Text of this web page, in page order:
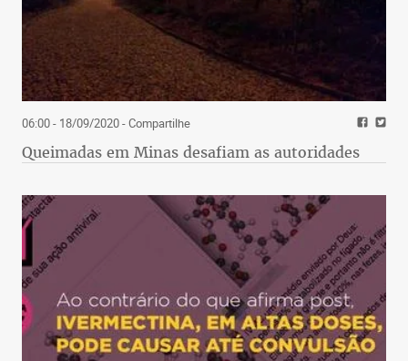
06:00 - 18/09/2020- Compartilhe
Queimadas em Minas desafiam as autoridades